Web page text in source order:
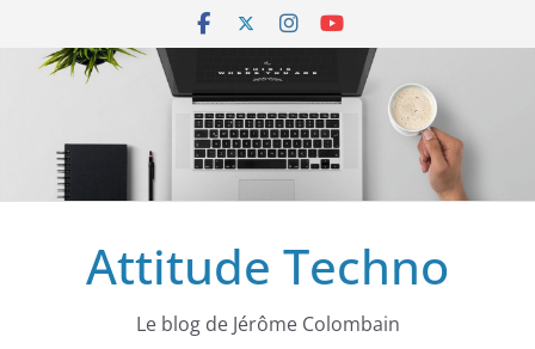
contenu
Attitude Techno
Le blog de Jérôme Colombain